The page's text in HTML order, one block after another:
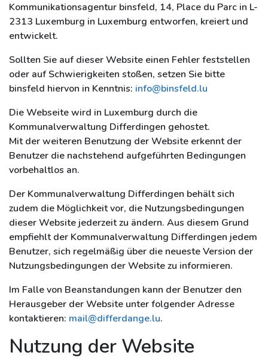
Kontakt
Kommunikationsagentur binsfeld, 14, Place du Parc in L-
2313 Luxemburg in Luxemburg entworfen, kreiert und
entwickelt.
Sollten Sie auf dieser Website einen Fehler feststellen
oder auf Schwierigkeiten stoßen, setzen Sie bitte
binsfeld hiervon in Kenntnis: info@binsfeld.lu
Die Webseite wird in Luxemburg durch die
Kommunalverwaltung Differdingen gehostet.
Mit der weiteren Benutzung der Website erkennt der
Benutzer die nachstehend aufgeführten Bedingungen
vorbehaltlos an.
Der Kommunalverwaltung Differdingen behält sich
zudem die Möglichkeit vor, die Nutzungsbedingungen
dieser Website jederzeit zu ändern. Aus diesem Grund
empfiehlt der Kommunalverwaltung Differdingen jedem
Benutzer, sich regelmäßig über die neueste Version der
Nutzungsbedingungen der Website zu informieren.
Im Falle von Beanstandungen kann der Benutzer den
Herausgeber der Website unter folgender Adresse
kontaktieren: mail@differdange.lu.
Nutzung der Website